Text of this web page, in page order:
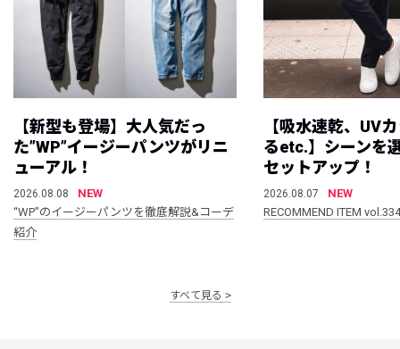
【新型も登場】大人気だっ
た”WP”イージーパンツがリニ
ューアル！
2026.08.08
NEW
“WP”のイージーパンツを徹底解説&コーデ
紹介
【吸水速乾、UV
るetc.】シーンを
セットアップ！
2026.08.07
NEW
RECOMMEND ITEM vol.334
すべて見る